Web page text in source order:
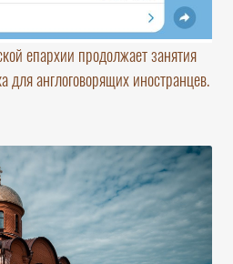
епархии продолжает занятия
для англоговорящих иностранцев.